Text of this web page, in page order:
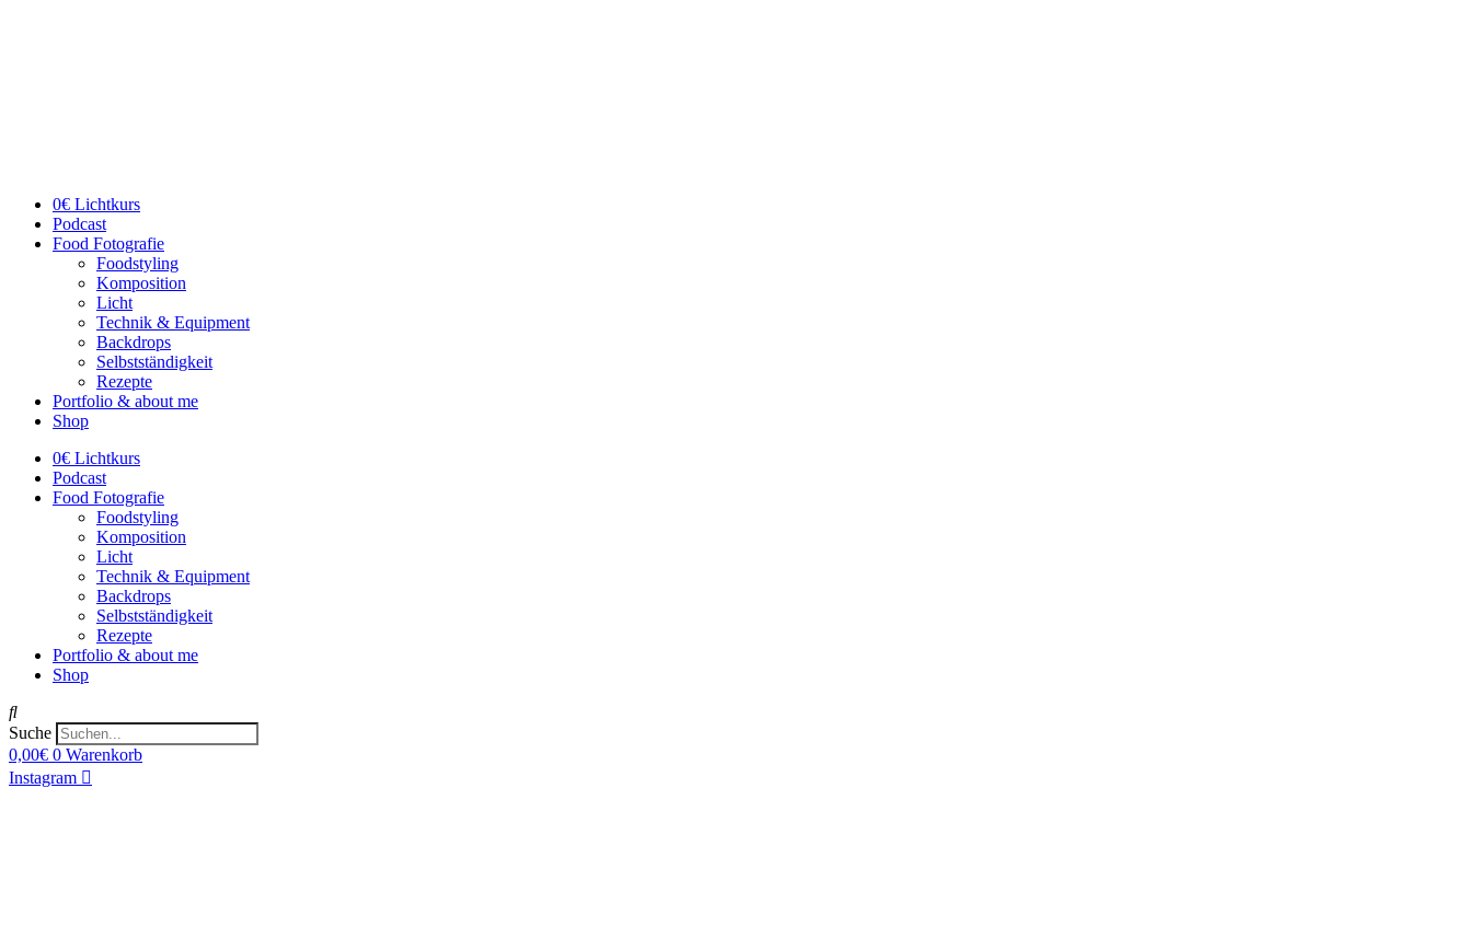
0€ Lichtkurs
Podcast
Food Fotografie
Foodstyling
Komposition
Licht
Technik & Equipment
Backdrops
Selbstständigkeit
Rezepte
Portfolio & about me
Shop
0€ Lichtkurs
Podcast
Food Fotografie
Foodstyling
Komposition
Licht
Technik & Equipment
Backdrops
Selbstständigkeit
Rezepte
Portfolio & about me
Shop
Suche
0,00€ 0 Warenkorb
Instagram